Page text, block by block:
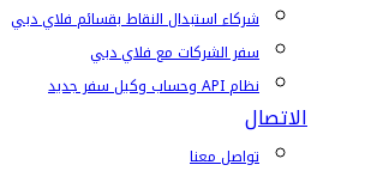
شركاء استبدال النقاط بقسائم فلاي دبي
سفر الشركات مع فلاي دبي
نظام API وحساب وكيل سفر جديد
الاتصال
تواصل معنا